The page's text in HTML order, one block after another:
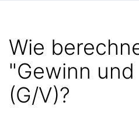
Wie
"Gewinn
(G/V)?